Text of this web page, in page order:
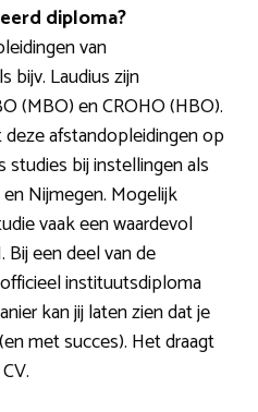
diploma?
van
bijv. Laudius zijn
(MBO) en CROHO (HBO).
afstandopleidingen op
bij instellingen als
Nijmegen. Mogelijk
vaak een waardevol
een deel van de
instituutsdiploma
kan jij laten zien dat je
met succes). Het draagt